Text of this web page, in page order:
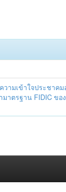
วามเข้าใจประชาค
าตรฐาน FIDIC ขอ